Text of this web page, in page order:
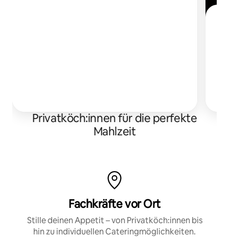
Privatköch:innen für die perfekte
Mahlzeit
Fachkräfte vor Ort
Stille deinen Appetit – von Privatköch:innen bis
hin zu individuellen Cateringmöglichkeiten.